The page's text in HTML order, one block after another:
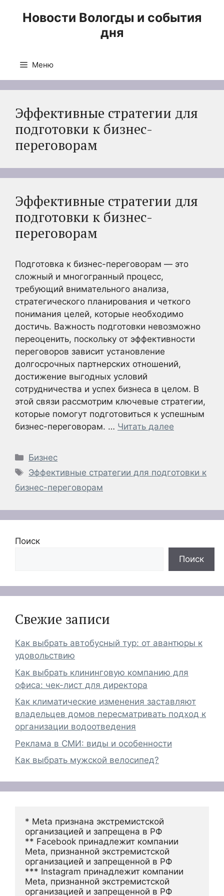
Новости Вологды и события
дня
Меню
Эффективные стратегии для
подготовки к бизнес-
переговорам
Эффективные стратегии для
подготовки к бизнес-
переговорам
Подготовка к бизнес-переговорам — это
сложный и многогранный процесс,
требующий внимательного анализа,
стратегического планирования и четкого
понимания целей, которые необходимо
достичь. Важность подготовки невозможно
переоценить, поскольку от эффективности
переговоров зависит установление
долгосрочных партнерских отношений,
достижение выгодных условий
сотрудничества и успех бизнеса в целом. В
этой связи рассмотрим ключевые стратегии,
которые помогут подготовиться к успешным
бизнес-переговорам. … Читать далее
Рубрики
Бизнес
Метки
Эффективные стратегии для подготовки к
бизнес-переговорам
Поиск
Поиск
Свежие записи
Как выбрать автобусный тур: от авантюры к
удовольствию
Как выбрать клининговую компанию для
офиса: чек-лист для директора
Как климатические изменения заставляют
владельцев домов пересматривать подход к
организации водоотведения
Реклама в СМИ: виды и особенности
Как выбрать мужской велосипед?
* Meta признана экстремистской
организацией и запрещена в РФ
** Facebook принадлежит компании
Meta, признанной экстремистской
организацией и запрещенной в РФ
*** Instagram принадлежит компании
Meta, признанной экстремистской
организацией и запрещенной в РФ